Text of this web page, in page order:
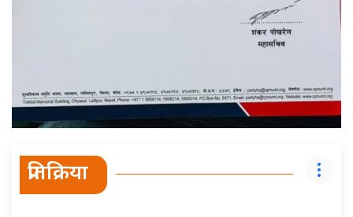
प्रतिक्रिया